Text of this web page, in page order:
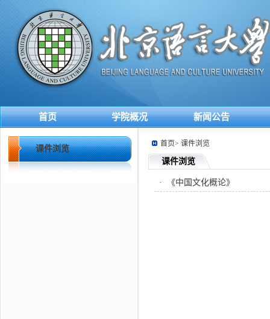
首页 学院概况 新闻公告
课件浏览
首页> 课件浏览
课件浏览
· 《中国文化概论》